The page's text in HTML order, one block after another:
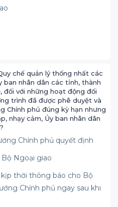
chế quản lý thống nhất các
nhân dân các tỉnh, thành
với những hoạt động đối
trình đã được phê duyệt và
Chính phủ đúng kỳ hạn nhưng
nhạy cảm, Ủy ban nhân dân
Chính phủ quyết định
Ngoại giao
thời thông báo cho Bộ
Chính phủ ngay sau khi